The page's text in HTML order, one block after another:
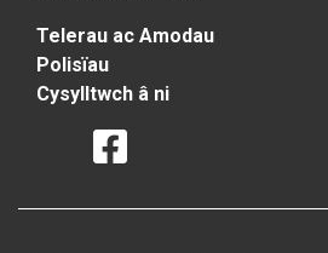
Telerau ac Amodau
Polisïau
Cysylltwch â ni